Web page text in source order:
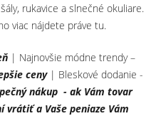
rukavice a slnečné okuliare.
viac nájdete práve tu.
| Najnovšie módne trendy –
ceny | Bleskové dodanie -
nákup - ak Vám tovar
vrátiť a Vaše peniaze Vám